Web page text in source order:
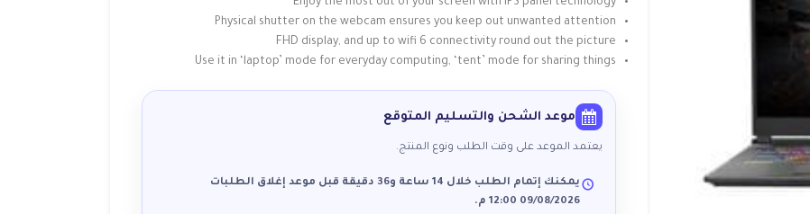
Enjoy the most out of your screen with IPS panel technology
Physical shutter on the webcam ensures you keep out unwanted attention
FHD display, and up to wifi 6 connectivity round out the picture
Use it in ‘laptop’ mode for everyday computing, ‘tent’ mode for sharing things
موعد الشحن والتسليم المتوقع
يعتمد الموعد على وقت الطلب ونوع المنتج.
يمكنك إتمام الطلب خلال 14 ساعة و36 دقيقة قبل موعد إغلاق الطلبات
09/08/2026 12:00 م.